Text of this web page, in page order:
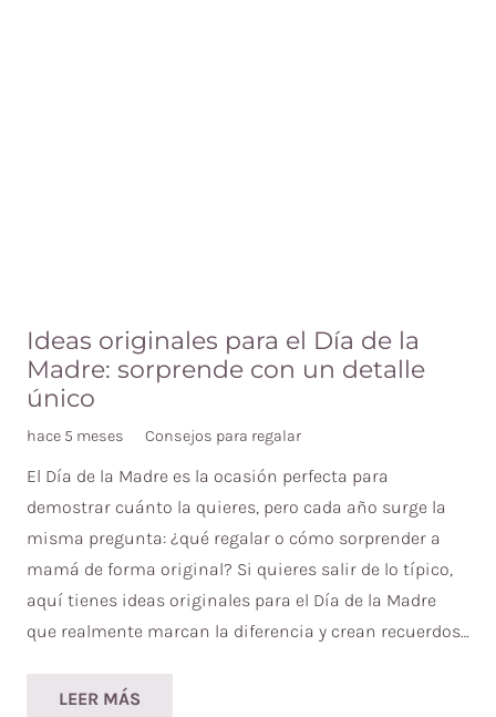
Ideas originales para el Día de la
Madre: sorprende con un detalle
único
hace 5 meses Consejos para regalar
El Día de la Madre es la ocasión perfecta para
demostrar cuánto la quieres, pero cada año surge la
misma pregunta: ¿qué regalar o cómo sorprender a
mamá de forma original? Si quieres salir de lo típico,
aquí tienes ideas originales para el Día de la Madre
que realmente marcan la diferencia y crean recuerdos…
LEER MÁS